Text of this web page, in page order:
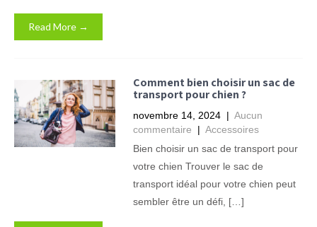
Read More →
Comment bien choisir un sac de
transport pour chien ?
novembre 14, 2024 | Aucun
commentaire
| Accessoires
Bien choisir un sac de transport pour
votre chien Trouver le sac de
transport idéal pour votre chien peut
sembler être un défi, […]